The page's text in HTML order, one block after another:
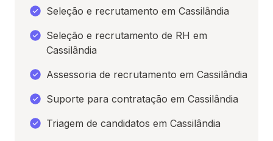
Seleção e recrutamento em Cassilândia
Seleção e recrutamento de RH em
Cassilândia
Assessoria de recrutamento em Cassilândia
Suporte para contratação em Cassilândia
Triagem de candidatos em Cassilândia